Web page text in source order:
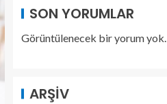
SON YORUMLAR
Görüntülenecek bir yorum yok.
ARŞIV